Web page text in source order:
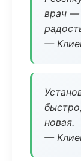
врач —
—
новая.
—